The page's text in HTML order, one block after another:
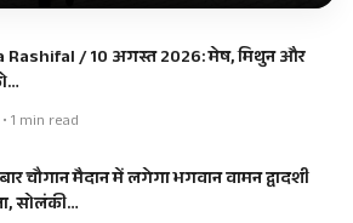
Rashifal / 10 अगस्त 2026: मेष, मिथुन और
1 min read
चौगान मैदान में लगेगा भगवान वामन द्वादशी
सोलंकी…